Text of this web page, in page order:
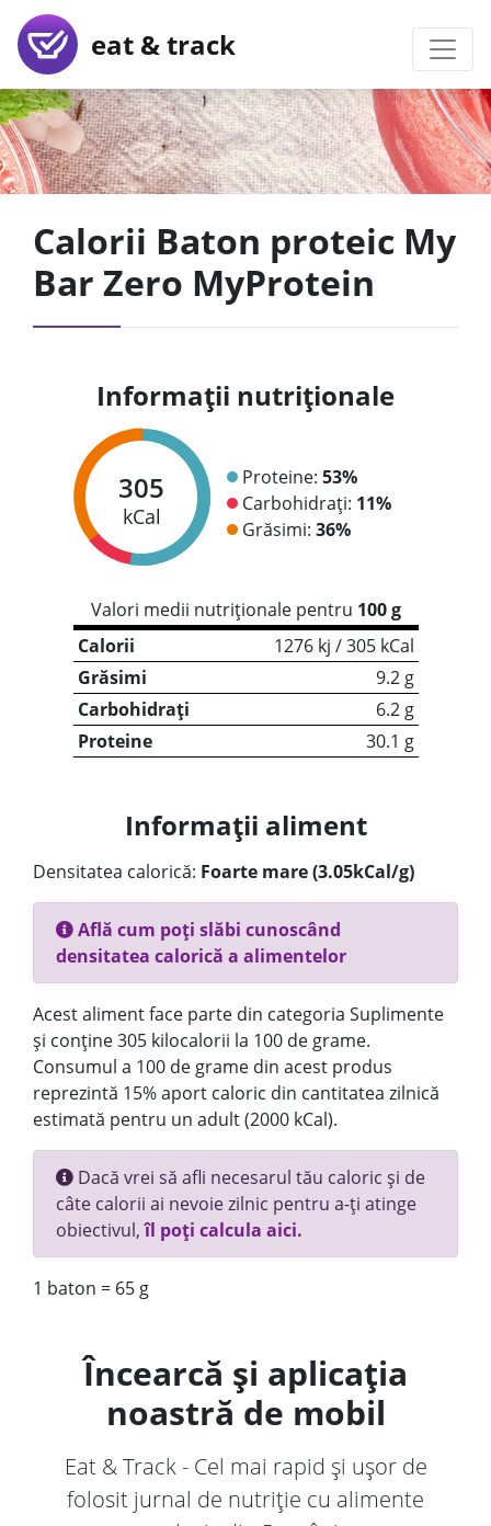
eat & track
Calorii Baton proteic My
Bar Zero MyProtein
Informații nutriționale
305
kCal
Proteine: 53%
Carbohidrați: 11%
Grăsimi: 36%
Valori medii nutriționale pentru 100 g
Calorii
1276 kj / 305 kCal
Grăsimi
9.2 g
Carbohidrați
6.2 g
Proteine
30.1 g
Informații aliment
Densitatea calorică: Foarte mare (3.05kCal/g)
Află cum poți slăbi cunoscând
densitatea calorică a alimentelor
Acest aliment face parte din categoria Suplimente
și conține 305 kilocalorii la 100 de grame.
Consumul a 100 de grame din acest produs
reprezintă 15% aport caloric din cantitatea zilnică
estimată pentru un adult (2000 kCal).
Dacă vrei să afli necesarul tău caloric și de
câte calorii ai nevoie zilnic pentru a-ți atinge
obiectivul,îl poți calcula aici.
1 baton = 65 g
Încearcă și aplicația
noastră de mobil
Eat & Track - Cel mai rapid și ușor de
folosit jurnal de nutriție cu alimente